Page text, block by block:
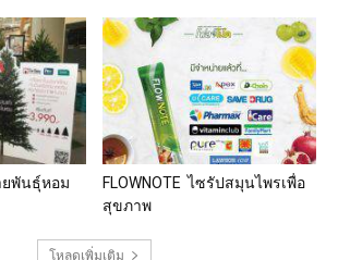
พันธุ์หอม
FLOWNOTE ไซรัปสมุนไพรเพื่อ
สุขภาพ
โหลดเพิ่มเติม